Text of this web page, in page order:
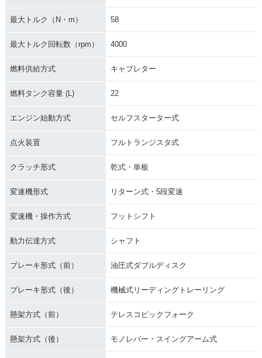
最大トルク（N・m） 58
最大トルク回転数（rpm） 4000
燃料供給方式 キャブレター
燃料タンク容量 (L) 22
エンジン始動方式 セルフスターター式
点火装置 フルトランジスタ式
クラッチ形式 乾式・単板
変速機形式 リターン式・5段変速
変速機・操作方式 フットシフト
動力伝達方式 シャフト
ブレーキ形式（前） 油圧式ダブルディスク
ブレーキ形式（後） 機械式リーディングトレーリング
懸架方式（前） テレスコピックフォーク
懸架方式（後） モノレバー・スイングアーム式